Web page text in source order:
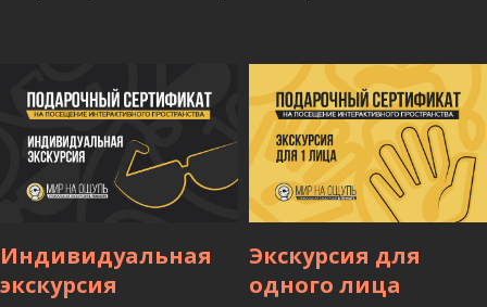
Индивидуальная
экскурсия
Экскурсия для
одного лица